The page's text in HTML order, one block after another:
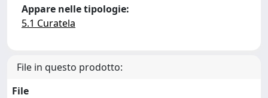
Appare nelle tipologie:
5.1 Curatela
File in questo prodotto:
File